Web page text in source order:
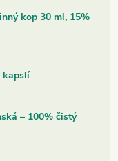
kop 30 ml, 15%
kapslí
– 100% čistý